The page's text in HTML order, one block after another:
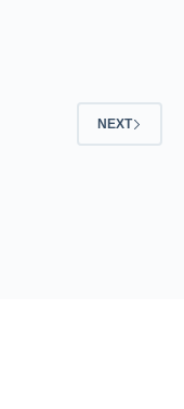
NEXT